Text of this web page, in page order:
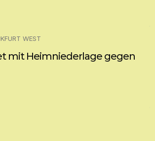
WEST
mit Heimniederlage gegen